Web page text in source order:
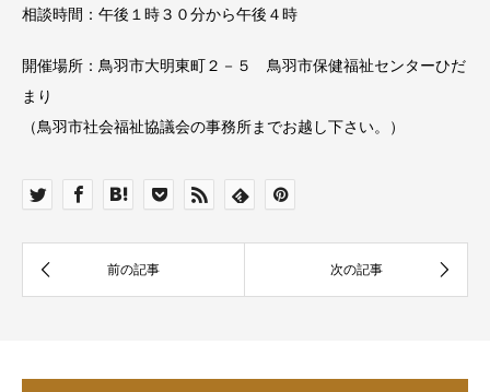
相談時間：午後１時３０分から午後４時
開催場所：鳥羽市大明東町２－５ 鳥羽市保健福祉センターひだ
まり
（鳥羽市社会福祉協議会の事務所までお越し下さい。）